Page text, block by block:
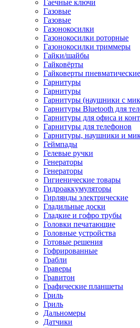
Гаечные ключи
Газовые
Газовые
Газонокосилки
Газонокосилки роторные
Газонокосилки триммеры
Гайки/шайбы
Гайковёрты
Гайковерты пневматические
Гарнитуры
Гарнитуры
Гарнитуры (наушники с
Гарнитуры Bluetooth для
Гарнитуры для офиса и
Гарнитуры для телефонов
Гарнитуры, наушники и
Геймпады
Гелевые ручки
Генераторы
Генераторы
Гигиенические товары
Гидроаккумуляторы
Гирлянды электрические
Гладильные доски
Гладкие и гофро трубы
Головки печатающие
Головные устройства
Готовые решения
Гофрированные
Грабли
Граверы
Гравитон
Графические планшеты
Гриль
Гриль
Дальномеры
Датчики